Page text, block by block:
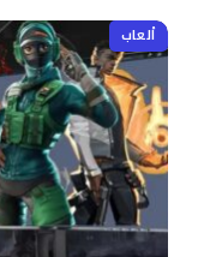
ألعاب